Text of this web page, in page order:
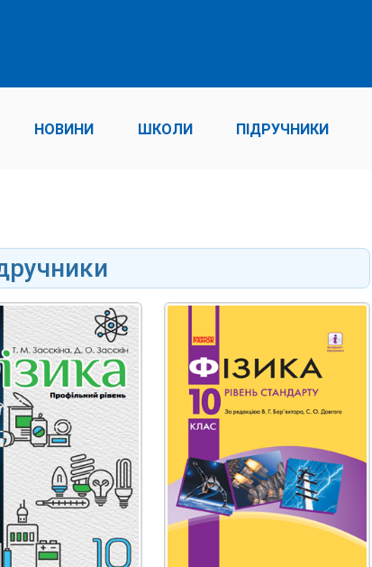
НОВИНИ ШКОЛИ ПІДРУЧНИКИ